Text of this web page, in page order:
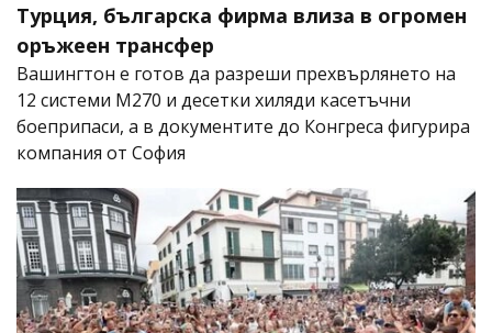
Турция, българска фирма влиза в огромен
оръжеен трансфер
Вашингтон е готов да разреши прехвърлянето на
12 системи M270 и десетки хиляди касетъчни
боеприпаси, а в документите до Конгреса фигурира
компания от София